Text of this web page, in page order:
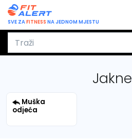
SVE ZAFITNESS NA JEDNOM MJESTU
Jakne
odjeća